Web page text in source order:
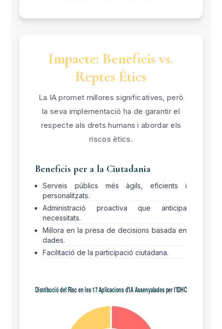
Impacte: Beneficis vs.
Reptes Ètics
La IA promet millores significatives, però
la seva implementació ha de garantir el
respecte als drets humans i abordar els
riscos ètics.
Beneficis per a la Ciutadania
Serveis públics més àgils, eficients i
personalitzats.
Administració proactiva que anticipa
necessitats.
Millora en la presa de decisions basada en
dades.
Facilitació de la participació ciutadana.